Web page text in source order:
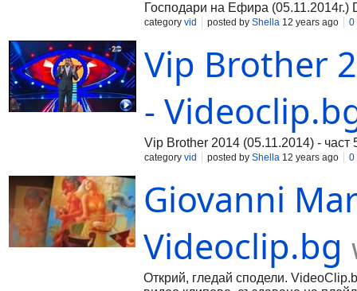
Господари на Ефира
category vid posted by Shella 12 years ago 0
Vip Brother
-
Vip Brother 2014 (05.11.2014) - част
category vid posted by Shella 12 years ago 0
Giovanni
Videoclip.bg
Открий, гледай сподели.